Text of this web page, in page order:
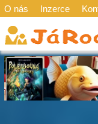
O nás Inzerce